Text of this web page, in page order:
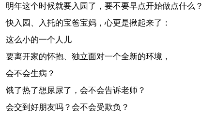
明年这个时候就要入园了，要不要早点开始做点什么？
快入园、入托的宝爸宝妈，心更是揪起来了：
这么小的一个人儿
要离开家的怀抱、独立面对一个全新的环境，
会不会生病？
饿了热了想尿尿了，会不会告诉老师？
会交到好朋友吗？会不会受欺负？